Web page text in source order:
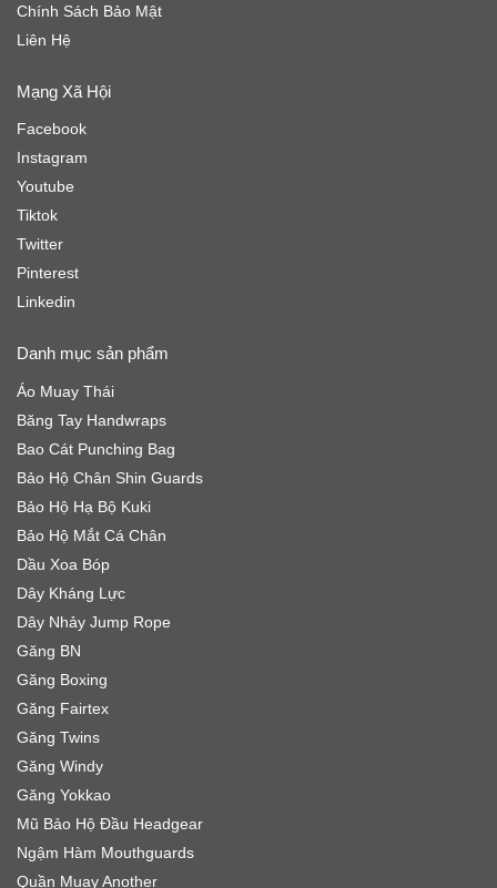
Chính Sách Bảo Mật
Liên Hệ
Mạng Xã Hội
Facebook
Instagram
Youtube
Tiktok
Twitter
Pinterest
Linkedin
Danh mục sản phẩm
Áo Muay Thái
Băng Tay Handwraps
Bao Cát Punching Bag
Bảo Hộ Chân Shin Guards
Bảo Hộ Hạ Bộ Kuki
Bảo Hộ Mắt Cá Chân
Dầu Xoa Bóp
Dây Kháng Lực
Dây Nhảy Jump Rope
Găng BN
Găng Boxing
Găng Fairtex
Găng Twins
Găng Windy
Găng Yokkao
Mũ Bảo Hộ Đầu Headgear
Ngậm Hàm Mouthguards
Quần Muay Another